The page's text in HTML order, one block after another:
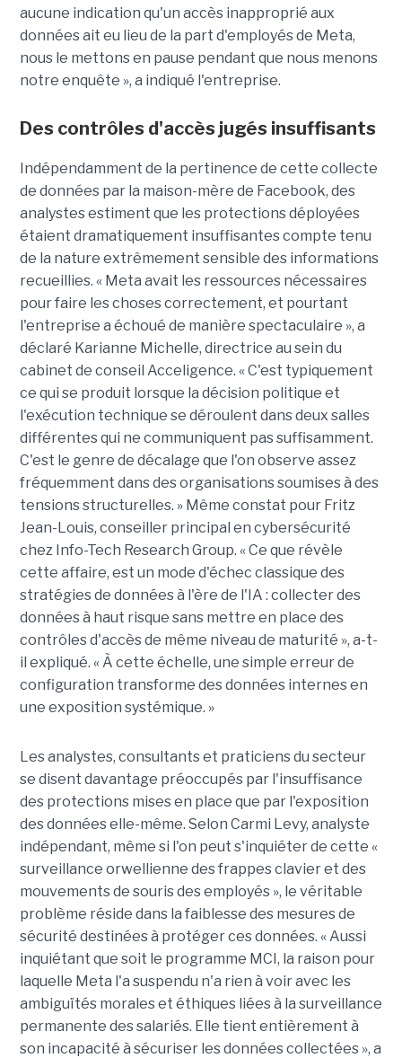
aucune indication qu'un accès inapproprié aux
données ait eu lieu de la part d'employés de Meta,
nous le mettons en pause pendant que nous menons
notre enquête », a indiqué l'entreprise.
Des contrôles d'accès jugés insuffisants
Indépendamment de la pertinence de cette collecte
de données par la maison-mère de Facebook, des
analystes estiment que les protections déployées
étaient dramatiquement insuffisantes compte tenu
de la nature extrêmement sensible des informations
recueillies. « Meta avait les ressources nécessaires
pour faire les choses correctement, et pourtant
l'entreprise a échoué de manière spectaculaire », a
déclaré Karianne Michelle, directrice au sein du
cabinet de conseil Acceligence. « C'est typiquement
ce qui se produit lorsque la décision politique et
l'exécution technique se déroulent dans deux salles
différentes qui ne communiquent pas suffisamment.
C'est le genre de décalage que l'on observe assez
fréquemment dans des organisations soumises à des
tensions structurelles. » Même constat pour Fritz
Jean-Louis, conseiller principal en cybersécurité
chez Info-Tech Research Group. « Ce que révèle
cette affaire, est un mode d'échec classique des
stratégies de données à l'ère de l'IA : collecter des
données à haut risque sans mettre en place des
contrôles d'accès de même niveau de maturité », a-t-
il expliqué. « À cette échelle, une simple erreur de
configuration transforme des données internes en
une exposition systémique. »
Les analystes, consultants et praticiens du secteur
se disent davantage préoccupés par l'insuffisance
des protections mises en place que par l'exposition
des données elle-même. Selon Carmi Levy, analyste
indépendant, même si l'on peut s'inquiéter de cette «
surveillance orwellienne des frappes clavier et des
mouvements de souris des employés », le véritable
problème réside dans la faiblesse des mesures de
sécurité destinées à protéger ces données. « Aussi
inquiétant que soit le programme MCI, la raison pour
laquelle Meta l'a suspendu n'a rien à voir avec les
ambiguïtés morales et éthiques liées à la surveillance
permanente des salariés. Elle tient entièrement à
son incapacité à sécuriser les données collectées », a